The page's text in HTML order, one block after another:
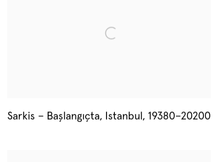
Sarkis – Başlangıçta, Istanbul, 19380–20200